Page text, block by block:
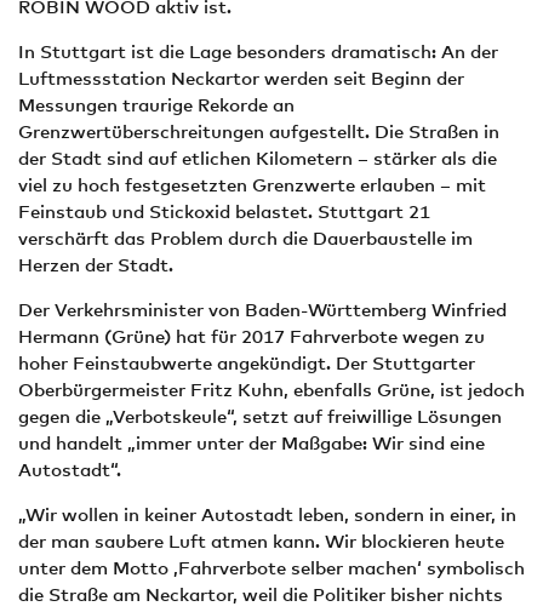
ROBIN WOOD aktiv ist.
In Stuttgart ist die Lage besonders dramatisch: An der
Luftmessstation Neckartor werden seit Beginn der
Messungen traurige Rekorde an
Grenzwertüberschreitungen aufgestellt. Die Straßen in
der Stadt sind auf etlichen Kilometern – stärker als die
viel zu hoch festgesetzten Grenzwerte erlauben – mit
Feinstaub und Stickoxid belastet. Stuttgart 21
verschärft das Problem durch die Dauerbaustelle im
Herzen der Stadt.
Der Verkehrsminister von Baden-Württemberg Winfried
Hermann (Grüne) hat für 2017 Fahrverbote wegen zu
hoher Feinstaubwerte angekündigt. Der Stuttgarter
Oberbürgermeister Fritz Kuhn, ebenfalls Grüne, ist jedoch
gegen die „Verbotskeule“, setzt auf freiwillige Lösungen
und handelt „immer unter der Maßgabe: Wir sind eine
Autostadt“.
„Wir wollen in keiner Autostadt leben, sondern in einer, in
der man saubere Luft atmen kann. Wir blockieren heute
unter dem Motto ‚Fahrverbote selber machen‘ symbolisch
die Straße am Neckartor, weil die Politiker bisher nichts